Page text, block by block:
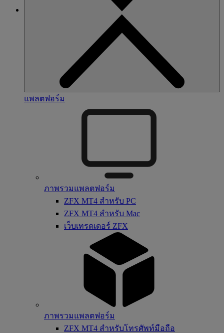
แพลตฟอร์ม
ภาพรวมแพลตฟอร์ม
ZFX MT4 สำหรับ PC
ZFX MT4 สำหรับ Mac
เว็บเทรดเดอร์ ZFX
ภาพรวมแพลตฟอร์ม
ZFX MT4 สำหรับโทรศัพท์มือถือ